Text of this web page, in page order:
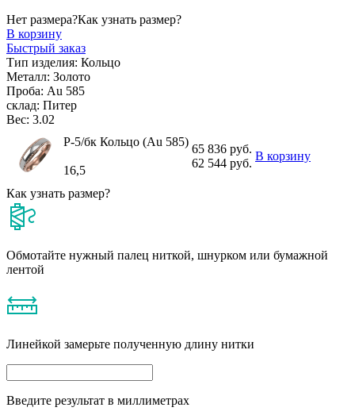
Нет размера?Как узнать размер?
В корзину
Быстрый заказ
Тип изделия: Кольцо
Металл: Золото
Проба: Au 585
склад: Питер
Вес: 3.02
Р-5/бк Кольцо (Au 585)
65 836 руб.
62 544 руб.
В корзину
16,5
Как узнать размер?
Обмотайте нужный палец ниткой, шнурком или бумажной
лентой
Линейкой замерьте полученную длину нитки
Введите результат в миллиметрах